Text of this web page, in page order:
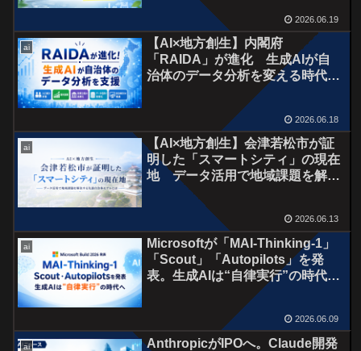
2026.06.19
ai
【AI×地方創生】内閣府
「RAIDA」が進化 生成AIが自
治体のデータ分析を変える時代
2026.06.18
ai
【AI×地方創生】会津若松市が証
明した「スマートシティ」の現在
地 データ活用で地域課題を解決
する先進自治体モデルとは
2026.06.13
ai
Microsoftが「MAI-Thinking-1」
「Scout」「Autopilots」を発
表。生成AIは“自律実行”の時代
へ オフィス３６５との親和性は
2026.06.09
ai
AnthropicがIPOへ。Claude開発